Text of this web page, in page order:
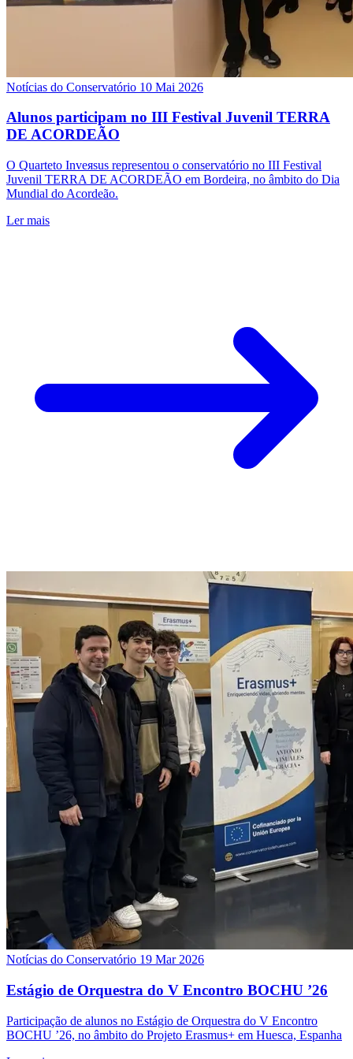
Notícias do Conservatório 10 Mai 2026
Alunos participam no III Festival Juvenil TERRA
DE ACORDEÃO
O Quarteto Inveяsus representou o conservatório no III Festival
Juvenil TERRA DE ACORDEÃO em Bordeira, no âmbito do Dia
Mundial do Acordeão.
Ler mais
Notícias do Conservatório 19 Mar 2026
Estágio de Orquestra do V Encontro BOCHU ’26
Participação de alunos no Estágio de Orquestra do V Encontro
BOCHU ’26, no âmbito do Projeto Erasmus+ em Huesca, Espanha